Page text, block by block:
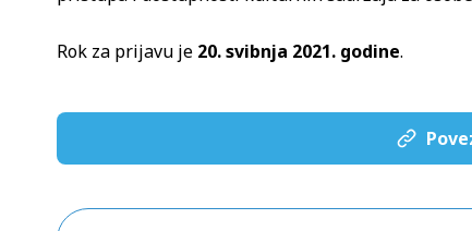
Rok za prijavu je 20. svibnja 2021. godine.